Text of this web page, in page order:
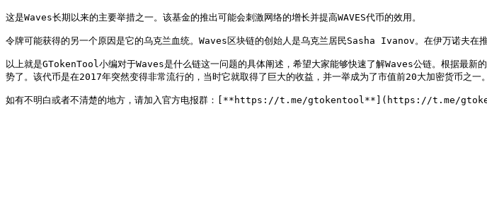
这是Waves长期以来的主要举措之一。该基金的推出可能会刺激网络的增长并提高WAVES代币的效用。
令牌可能获得的另一个原因是它的乌克兰血统。Waves区块链的创始人是乌克兰居民Sasha Ivanov。在伊万诺夫在
以上就是GTokenTool小编对于Waves是什么链这一问题的具体阐述，希望大家能够快速了解Waves公链。根据最新
势了。该代币是在2017年突然变得非常流行的，当时它就取得了巨大的收益，并一举成为了市值前20大加密货币之一